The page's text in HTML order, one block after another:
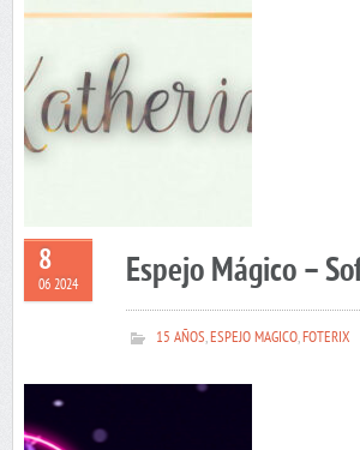
8
06 2024 Espejo Mágico –
15 AÑOS,ESPEJO MAGICO,FOTERIX